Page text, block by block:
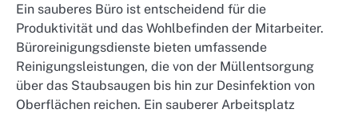
Ein sauberes Büro ist entscheidend für die
Produktivität und das Wohlbefinden der Mitarbeiter.
Büroreinigungsdienste bieten umfassende
Reinigungsleistungen, die von der Müllentsorgung
über das Staubsaugen bis hin zur Desinfektion von
Oberflächen reichen. Ein sauberer Arbeitsplatz